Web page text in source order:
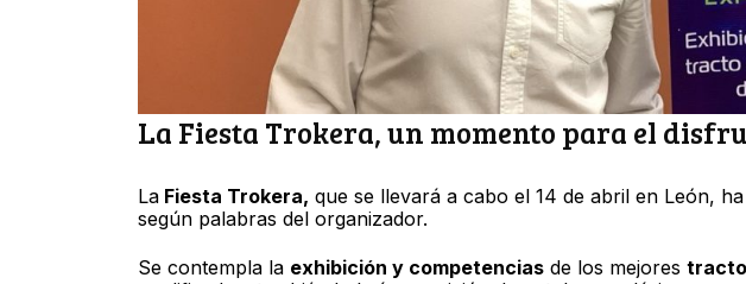
La Fiesta Trokera, un momento para el
LaFiesta Trokera, que se llevará a cabo el 14 de abril en León,
según palabras del organizador.
Se contempla la exhibición y competenciasde los mejores